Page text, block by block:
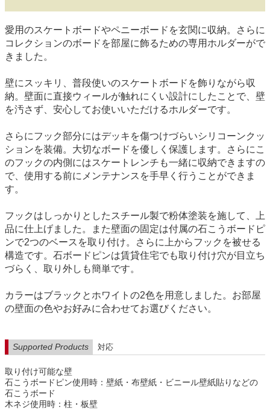
愛用のスケートボードやペニーボードを玄関に収納。さらに
コレクションのボードを部屋に飾るための専用ホルダーがで
きました。
壁にスッキリ、普段使いのスケートボードを飾りながら収
納。壁面に直接ウィールが触れにくい設計にしたことで、壁
を汚さず、安心してお使いいただけるホルダーです。
さらにフック部分にはデッキを傷つけづらいシリコーンクッ
ションを装備。大切なボードを優しく保護します。さらにこ
のフックの内側にはスケートレンチも一緒に収納できますの
で、使用する前にメンテナンスを手早く行うことができま
す。
フックはしっかりとしたスチール製で粉体塗装を施して、上
品に仕上げました。また壁面の固定は付属の石こうボードピ
ンで2つのベースを取り付け。さらに上からフックを被せる
構造です。石ボードピンは賃貸住宅でも取り付け穴が目立ち
づらく、取り外しも簡単です。
カラーはブラックとホワイトの2色を用意しました。お部屋
の壁面の色やお好みに合わせてお選びください。
Supported Products 対応
取り付け可能な壁
石こうボードピン使用時：壁紙・布壁紙・ビニール壁紙貼りなどの
石こうボード
木ネジ使用時：柱・板壁